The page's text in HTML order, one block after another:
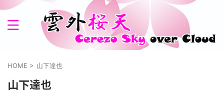
HOME > 山下達也
山下達也